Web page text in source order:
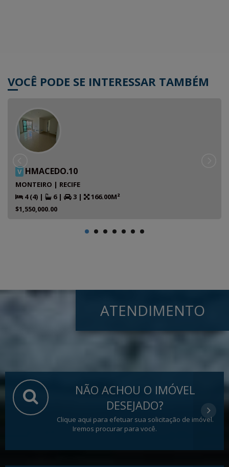
VOCÊ PODE SE INTERESSAR TAMBÉM
V HMACEDO.10
MONTEIRO | RECIFE
4 (4) | 6 | 3 |
166.00M²
$1,550,000.00
ATENDIMENTO
NÃO ACHOU O IMÓVEL
DESEJADO?
Clique aqui para efetuar sua solicitação de imóvel.
Iremos procurar para você.